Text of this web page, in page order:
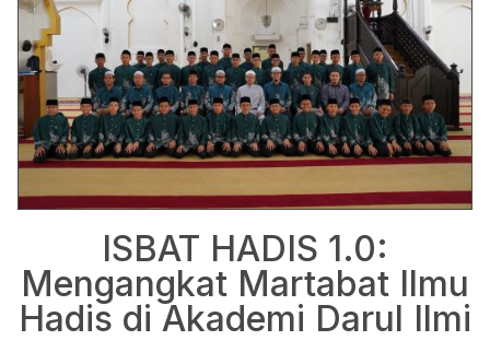
ISBAT HADIS 1.0:
Mengangkat Martabat Ilmu
Hadis di Akademi Darul Ilmi